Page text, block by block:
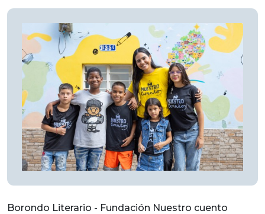
Borondo Literario - Fundación Nuestro cuento